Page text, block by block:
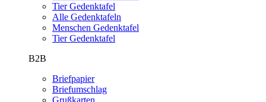
Tier Gedenktafel
Alle Gedenktafeln
Menschen Gedenktafel
Tier Gedenktafel
B2B
Briefpapier
Briefumschlag
Grußkarten